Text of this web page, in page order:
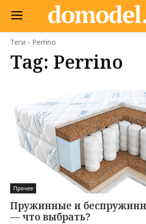
Теги Perrino
Tag: Perrino
Прочее
Пружинные и
— что выбрать?